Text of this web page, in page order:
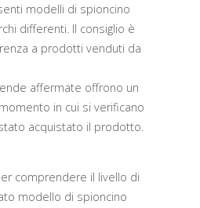
modelli di spioncino
differenti. Il consiglio è
a prodotti venduti da
affermate offrono un
in cui si verificano
acquistato il prodotto.
comprendere il livello di
modello di spioncino